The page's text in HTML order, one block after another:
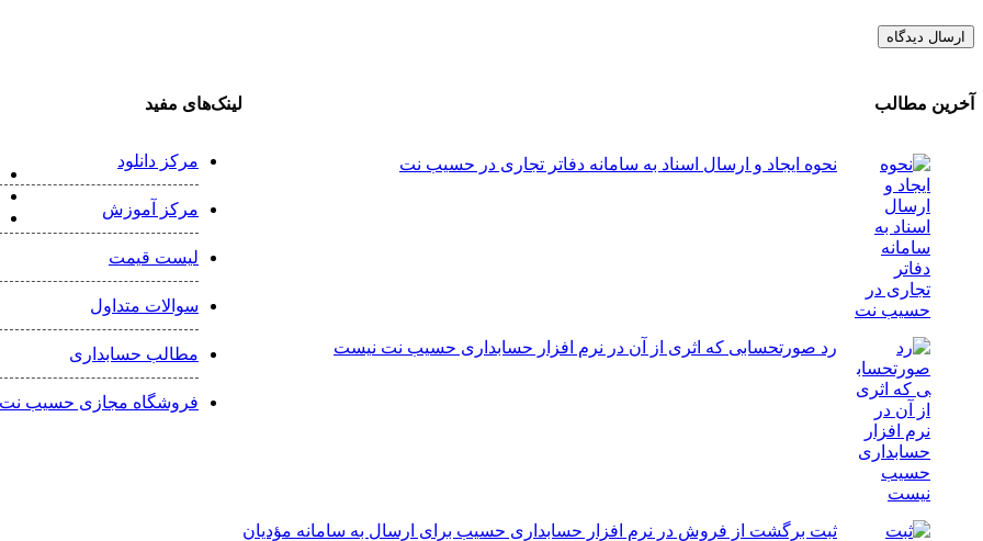
آخرین مطالب
نحوه ایجاد و ارسال اسناد به سامانه دفاتر تجاری در حسیب نت
رد صورتحسابی که اثری از آن در نرم افزار حسابداری حسیب نت نیست
ثبت برگشت از فروش در نرم افزار حسابداری حسیب برای ارسال به سامانه مؤدیان
لینک‌های مفید
مرکز دانلود
مرکز آموزش
لیست قیمت
سوالات متداول
مطالب حسابداری
فروشگاه مجازی حسیب نت